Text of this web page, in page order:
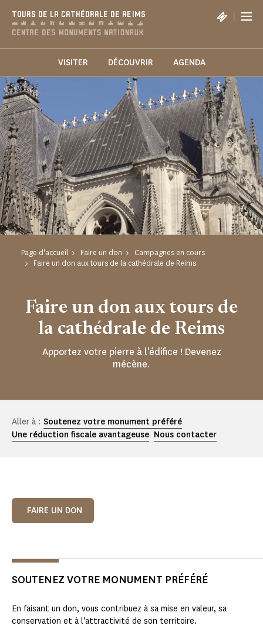
TOURS DE LA CATHÉDRALE DE REIMS |
VISITER DÉCOUVRIR AGENDA
Page d'accueil Faire un don
Campagnes en cours
Faire un don aux tours de la cathédrale de Reims
Faire un don aux tours de
la cathédrale de Reims
Apportez votre pierre à l'édifice ! Devenez
mécène.
Aller à : Soutenez votre monument préféré
Une réduction fiscale avantageuse Nous contacter
FAIRE UN DON
SOUTENEZ VOTRE MONUMENT PRÉFÉRÉ
En faisant un don, vous contribuez à sa mise en valeur, sa
conservation et à l'attractivité de son territoire.